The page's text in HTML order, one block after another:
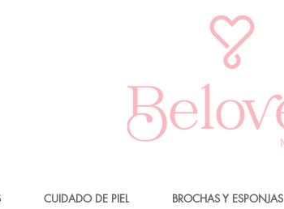
CUIDADO DE PIEL BROCHAS Y ESPONJAS